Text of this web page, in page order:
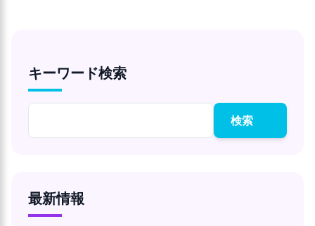
キーワード検索
最新情報